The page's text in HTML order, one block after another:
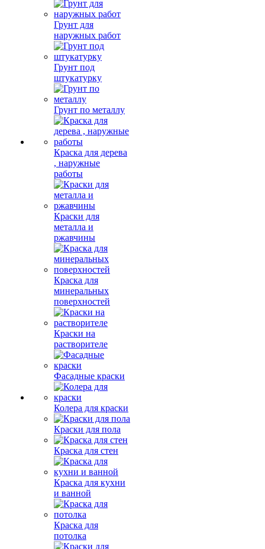
Грунт для
наружных работ
Грунт под
штукатурку
Грунт по металлу
Краска для дерева
, наружные
работы
Краски для
металла и
ржавчины
Краска для
минеральных
поверхностей
Краски на
растворителе
Фасадные краски
Колера для краски
Краски для пола
Краска для стен
Краска для кухни
и ванной
Краска для
потолка